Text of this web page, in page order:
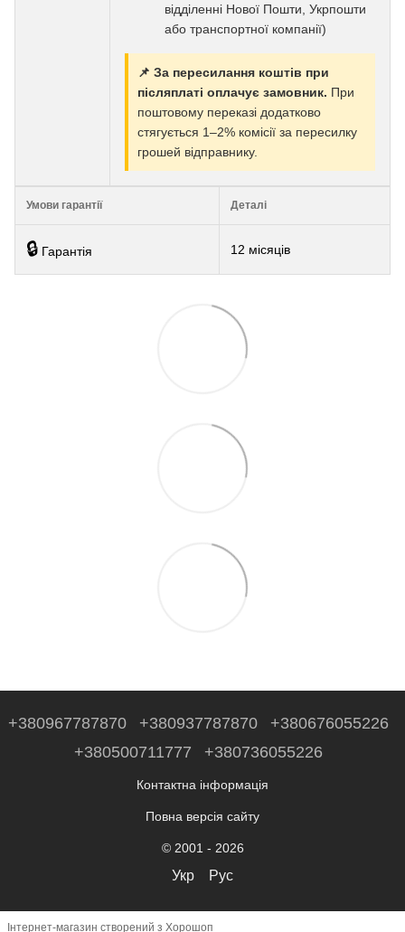
відділенні Нової Пошти, Укрпошти
або транспортної компанії)
📌 За пересилання коштів при
післяплаті оплачує замовник. При
поштовому переказі додатково
стягується 1–2% комісії за пересилку
грошей відправнику.
Умови гарантії Деталі
🔒 Гарантія 12 місяців
+380967787870 +380937787870
+380676055226
+380500711777
+380736055226
Контактна інформація
Повна версія сайту
© 2001 - 2026
Укр Рус
Інтернет-магазин створений з Хорошоп